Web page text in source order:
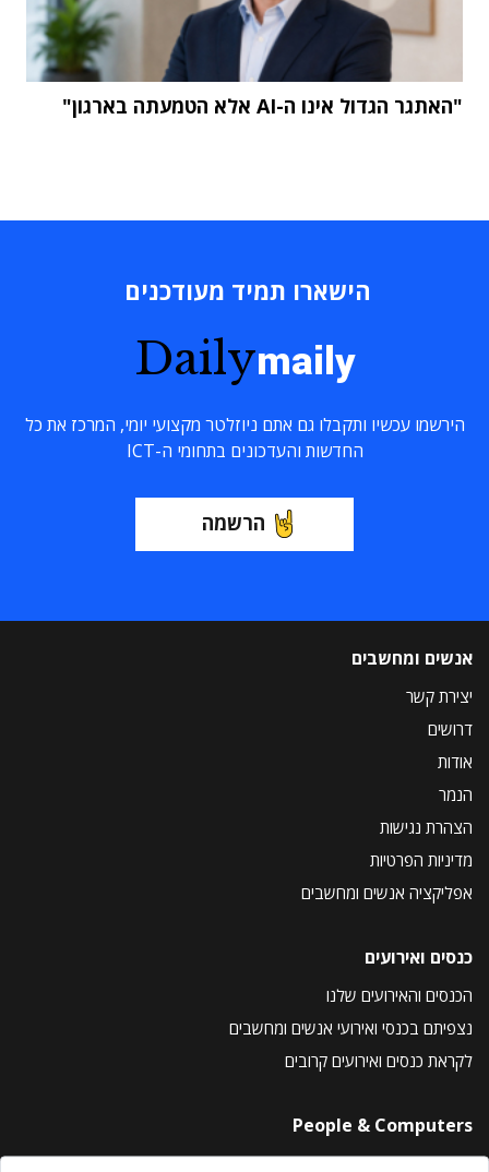
"האתגר הגדול אינו ה-AI אלא הטמעתה בארגון"
הישארו תמיד מעודכנים
Dailymaily
הירשמו עכשיו ותקבלו גם אתם ניוזלטר מקצועי יומי, המרכז את כל
החדשות והעדכונים בתחומי ה-ICT
הרשמה
אנשים ומחשבים
יצירת קשר
דרושים
אודות
הנמר
הצהרת נגישות
מדיניות הפרטיות
אפליקציה אנשים ומחשבים
כנסים ואירועים
הכנסים והאירועים שלנו
נצפיתם בכנסי ואירועי אנשים ומחשבים
לקראת כנסים ואירועים קרובים
People & Computers
About Us